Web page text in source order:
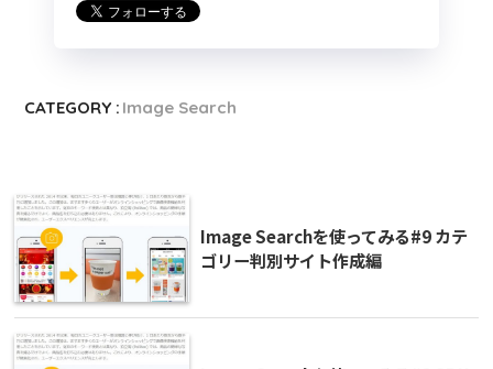
CATEGORY : Image Search
Image Searchを使ってみる#9 カテ
ゴリー判別サイト作成編